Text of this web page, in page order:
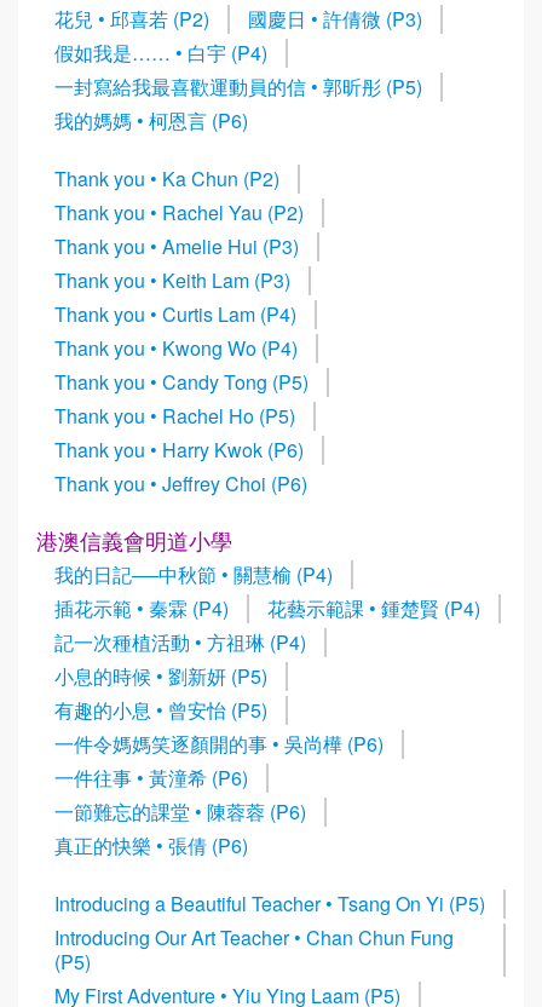
花兒 • 邱喜若 (P2)
國慶日 • 許倩微 (P3)
假如我是…… • 白宇 (P4)
一封寫給我最喜歡運動員的信 • 郭昕彤 (P5)
我的媽媽 • 柯恩言 (P6)
Thank you • Ka Chun (P2)
Thank you • Rachel Yau (P2)
Thank you • Amelie Hui (P3)
Thank you • Keith Lam (P3)
Thank you • Curtis Lam (P4)
Thank you • Kwong Wo (P4)
Thank you • Candy Tong (P5)
Thank you • Rachel Ho (P5)
Thank you • Harry Kwok (P6)
Thank you • Jeffrey Choi (P6)
港澳信義會明道小學
我的日記──中秋節 • 關慧榆 (P4)
插花示範 • 秦霖 (P4)
花藝示範課 • 鍾楚賢 (P4)
記一次種植活動 • 方祖琳 (P4)
小息的時候 • 劉新妍 (P5)
有趣的小息 • 曾安怡 (P5)
一件令媽媽笑逐顏開的事 • 吳尚樺 (P6)
一件往事 • 黃潼希 (P6)
一節難忘的課堂 • 陳蓉蓉 (P6)
真正的快樂 • 張倩 (P6)
Introducing a Beautiful Teacher • Tsang On Yi (P5)
Introducing Our Art Teacher • Chan Chun Fung
(P5)
My First Adventure • Yiu Ying Laam (P5)